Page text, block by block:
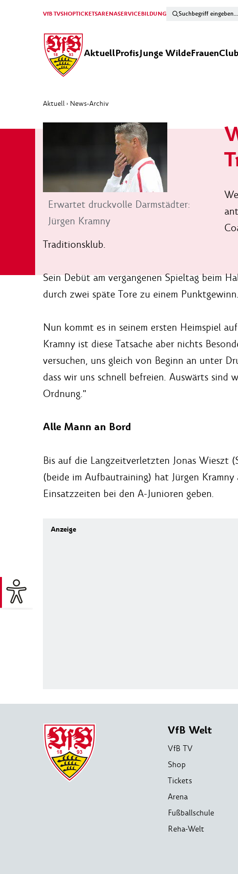
VfB TVSHOPTICKETSARENASERVICEBILDUNG
AktuellProfisJunge WildeFrauenClub
Aktuell › News-Archiv
Erwartet druckvolle Darmstädter:
Jürgen Kramny
Traditionsklub.
Sein Debüt am vergangenen Spieltag beim
durch zwei späte Tore zu einem Punktgewinn.
Nun kommt es in seinem ersten Heimspiel
Kramny ist diese Tatsache aber nichts
versuchen, uns gleich von Beginn an unter
dass wir uns schnell befreien. Auswärts sind
Ordnung."
Alle Mann an Bord
Bis auf die Langzeitverletzten Jonas Wieszt
(beide im Aufbautraining) hat Jürgen
Einsatzzeiten bei den A-Junioren geben.
VfB Welt
VfB TV
Shop
Tickets
Arena
Fußballschule
Reha-Welt